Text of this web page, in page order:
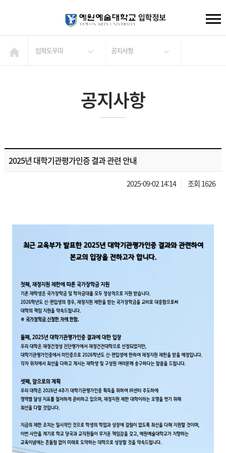
입학도우미 공지사항
공지사항
2025년 대학기관평가인증 결과 관련 안내
2025-09-02 14:14 조회 1626